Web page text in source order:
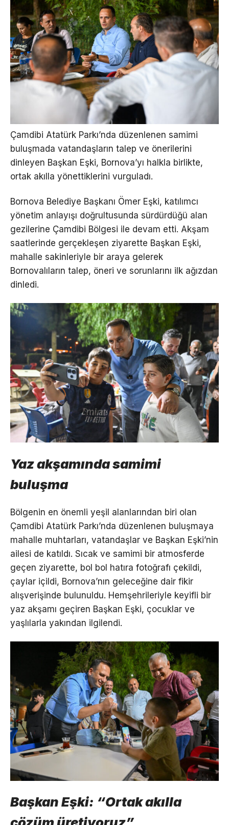
Çamdibi Atatürk Parkı’nda düzenlenen samimi
buluşmada vatandaşların talep ve önerilerini
dinleyen Başkan Eşki, Bornova’yı halkla birlikte,
ortak akılla yönettiklerini vurguladı.
Bornova Belediye Başkanı Ömer Eşki, katılımcı
yönetim anlayışı doğrultusunda sürdürdüğü alan
gezilerine Çamdibi Bölgesi ile devam etti. Akşam
saatlerinde gerçekleşen ziyarette Başkan Eşki,
mahalle sakinleriyle bir araya gelerek
Bornovalıların talep, öneri ve sorunlarını ilk ağızdan
dinledi.
Yaz akşamında samimi
buluşma
Bölgenin en önemli yeşil alanlarından biri olan
Çamdibi Atatürk Parkı’nda düzenlenen buluşmaya
mahalle muhtarları, vatandaşlar ve Başkan Eşki’nin
ailesi de katıldı. Sıcak ve samimi bir atmosferde
geçen ziyarette, bol bol hatıra fotoğrafı çekildi,
çaylar içildi, Bornova’nın geleceğine dair fikir
alışverişinde bulunuldu. Hemşehrileriyle keyifli bir
yaz akşamı geçiren Başkan Eşki, çocuklar ve
yaşlılarla yakından ilgilendi.
Başkan Eşki: “Ortak akılla